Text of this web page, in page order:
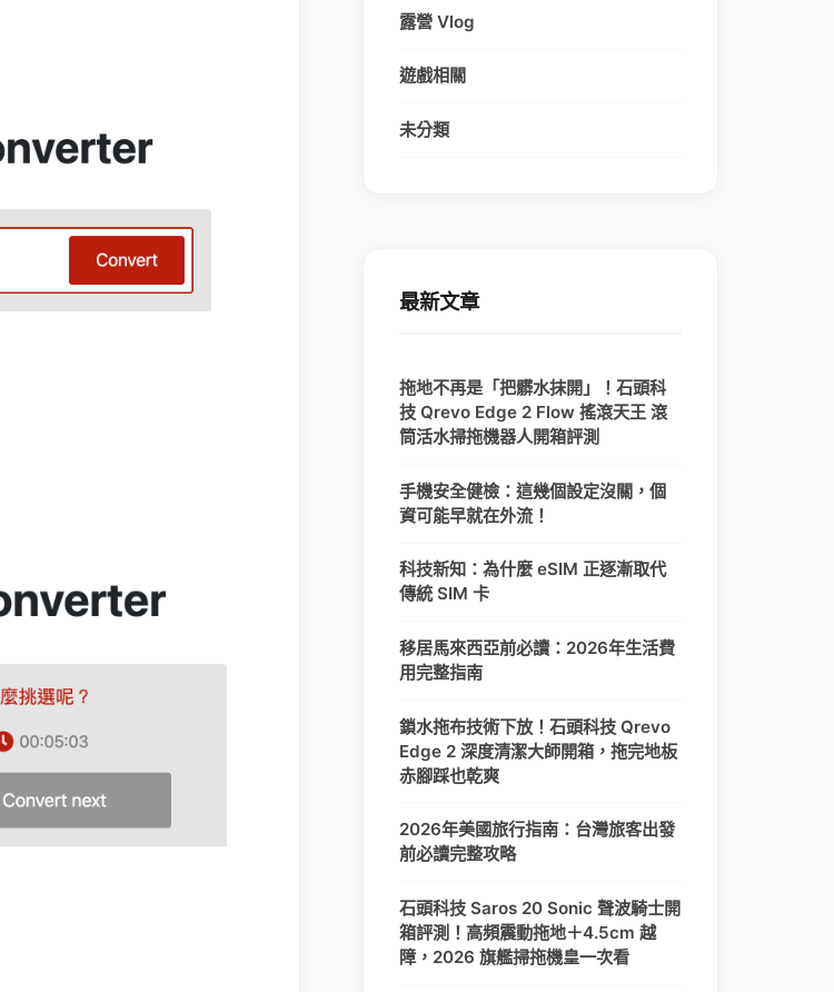
露營 Vlog
遊戲相關
未分類
最新文章
拖地不再是「把髒水抹開」！石頭科
技 Qrevo Edge 2 Flow 搖滾天王 滾
筒活水掃拖機器人開箱評測
手機安全健檢：這幾個設定沒關，個
資可能早就在外流！
科技新知：為什麼 eSIM 正逐漸取代
傳統 SIM 卡
移居馬來西亞前必讀：2026年生活費
用完整指南
鎖水拖布技術下放！石頭科技 Qrevo
Edge 2 深度清潔大師開箱，拖完地板
赤腳踩也乾爽
2026年美國旅行指南：台灣旅客出發
前必讀完整攻略
石頭科技 Saros 20 Sonic 聲波騎士開
箱評測！高頻震動拖地＋4.5cm 越
障，2026 旗艦掃拖機皇一次看